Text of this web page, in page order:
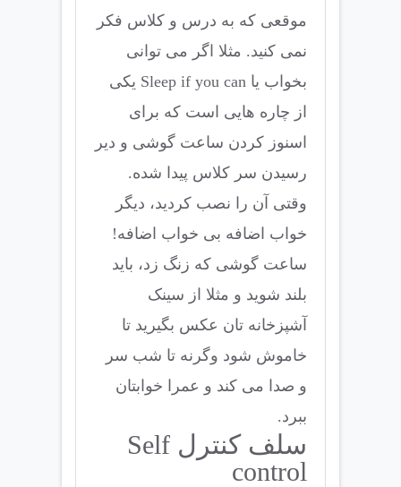
موقعی که به درس و کلاس فکر
نمی کنید. مثلا اگر می توانی
بخواب یا Sleep if you can یکی
از چاره هایی است که برای
اسنوز کردن ساعت گوشی و دیر
رسیدن سر کلاس پیدا شده.
وقتی آن را نصب کردید، دیگر
خواب اضافه بی خواب اضافه!
ساعت گوشی که زنگ زد، باید
بلند شوید و مثلا از سینک
آشپزخانه تان عکس بگیرید تا
خاموش شود وگرنه تا شب سر
و صدا می کند و عمرا خوابتان
ببرد.
سلف کنترل Self
control